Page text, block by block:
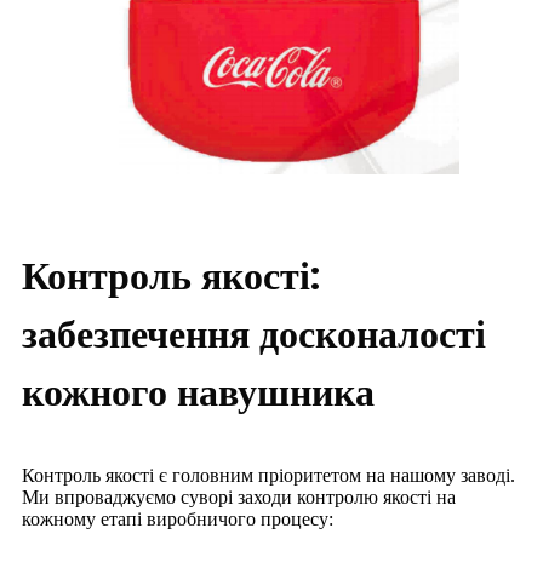
Контроль якості:
забезпечення досконалості
кожного навушника
Контроль якості є головним пріоритетом на нашому заводі.
Ми впроваджуємо суворі заходи контролю якості на
кожному етапі виробничого процесу: